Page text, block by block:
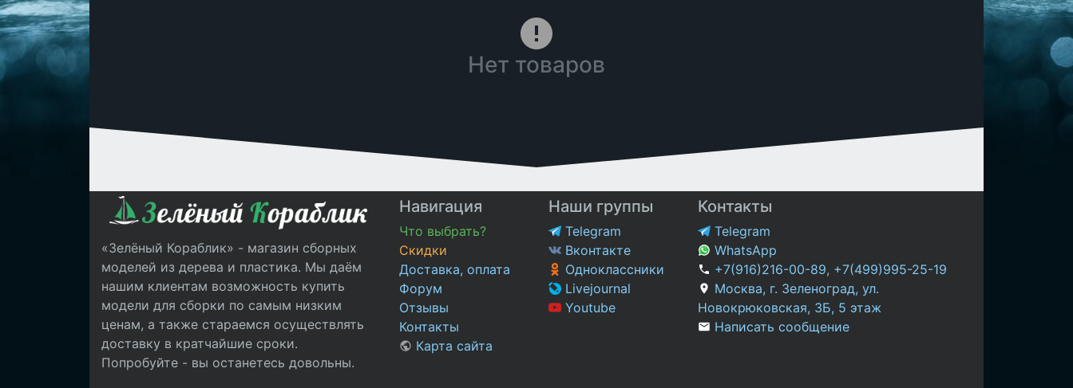
Нет товаров
«Зелёный Кораблик» - магазин сборных
моделей из дерева и пластика. Мы даём
нашим клиентам возможность купить
модели для сборки по самым низким
ценам, а также стараемся осуществлять
доставку в кратчайшие сроки.
Попробуйте - вы останетесь довольны.
Навигация
Что выбрать?
Скидки
Доставка, оплата
Форум
Отзывы
Контакты
Карта сайта
Наши группы
Telegram
Вконтакте
Одноклассники
Livejournal
Youtube
Контакты
Telegram
WhatsApp
+7(916)216-00-89, +7(499)995-25-19
Москва, г. Зеленоград, ул.
Новокрюковская, 3Б, 5 этаж
Написать сообщение